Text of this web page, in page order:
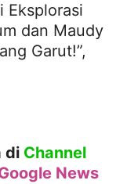
Eksplorasi
dan Maudy
Garut!”,
di Channel
News